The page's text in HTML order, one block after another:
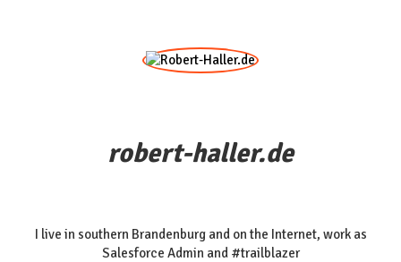
robert-haller.de
I live in southern Brandenburg and on the Internet, work as
Salesforce Admin and #trailblazer